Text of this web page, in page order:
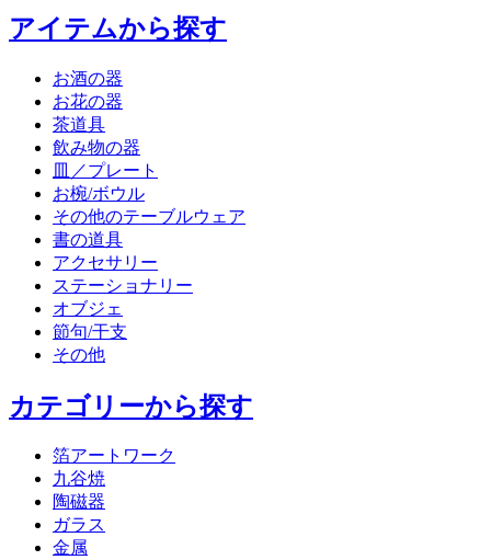
アイテムから探す
お酒の器
お花の器
茶道具
飲み物の器
皿／プレート
お椀/ボウル
その他のテーブルウェア
書の道具
アクセサリー
ステーショナリー
オブジェ
節句/干支
その他
カテゴリーから探す
箔アートワーク
九谷焼
陶磁器
ガラス
金属